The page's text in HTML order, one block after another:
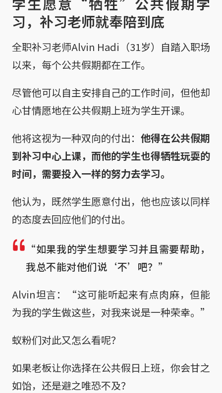
习，补习老师就奉陪到底
全职补习老师Alvin Hadi（31岁）自踏入职场
以来，每个公共假期都在工作。
尽管他可以自主安排自己的工作时间，但他却
心甘情愿地在公共假期上班为学生开课。
他将这视为一种双向的付出： 他得在公共假期
到补习中心上课，而他的学生也得牺牲玩耍的
时间，需要投入一样的努力去学习。
他认为，既然学生愿意付出，他也应该以同样
的态度去回应他们的付出。
“如果我的学生想要学习并且需要帮助，
我总不能对他们说‘不’吧？”
Alvin坦言：“这可能听起来有点肉麻，但能
为我的学生做这些，对我来说是一种荣幸。”
蚁粉们对此又怎么看呢？
如果老板让你选择在公共假日上班，你会甘之
如饴，还是避之唯恐不及？